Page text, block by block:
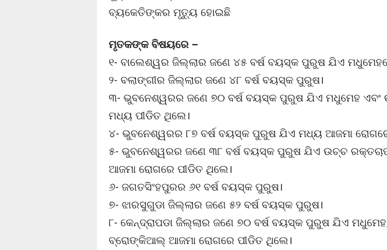
ବ୍ୟକେତିଙ୍କର ମୃତ୍ୟୁ ହୋଇଛି
ମୃତକଙ୍କ ବିଷୟରେ –
୧- ବାଲେଶ୍ୱର ଜିଲ୍ଲାର ଜଣେ ୪୫ ବର୍ଷ ବୟସ୍କ ପୁରୁଷ ଯିଏ
୨- ବଲାଙ୍ଗୀର ଜିଲ୍ଲାର ଜଣେ ୪୮ ବର୍ଷ ବୟସ୍କ ପୁରୁଷ।
୩- ଭୁବନେଶ୍ୱରର ଜଣେ ୭୦ ବର୍ଷ ବୟସ୍କ ପୁରୁଷ ଯିଏ ମଧୁମେହ ଏବଂ
ମଧ୍ୟ ପୀଡିତ ଥିଲେ।
୪- ଭୁବନେଶ୍ୱରର ୮୭ ବର୍ଷ ବୟସ୍କ ପୁରୁଷ ଯିଏ ମଧ୍ୟ ଆଜମା
୫- ଭୁବନେଶ୍ୱରର ଜଣେ ୩୮ ବର୍ଷ ବୟସ୍କ ପୁରୁଷ ଯିଏ ଉଚ୍ଚ
ଆଜମା ରୋଗରେ ପୀଡିତ ଥିଲେ।
୬- ଜଗତସିଂହପୁରର ୬୧ ବର୍ଷ ବୟସ୍କ ପୁରୁଷ।
୭- ଝାରସୁଗୁଡା ଜିଲ୍ଲାର ଜଣେ ୫୨ ବର୍ଷ ବୟସ୍କ ପୁରୁଷ।
୮- କେନ୍ଦ୍ରାପଡା ଜିଲ୍ଲାର ଜଣେ ୭୦ ବର୍ଷ ବୟସ୍କ ପୁରୁଷ ଯିଏ
ବ୍ରୋଙ୍କିଆଲ୍ ଆଜମା ରୋଗରେ ପୀଡିତ ଥିଲେ।